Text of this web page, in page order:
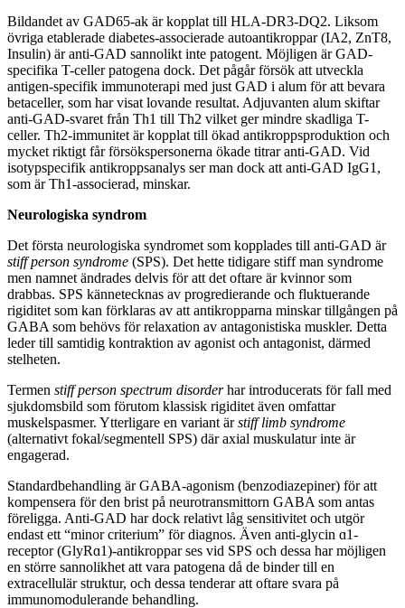
Bildandet av GAD65-ak är kopplat till HLA-DR3-DQ2. Liksom
övriga etablerade diabetes-associerade autoantikroppar (IA2, ZnT8,
Insulin) är anti-GAD sannolikt inte patogent. Möjligen är GAD-
specifika T-celler patogena dock. Det pågår försök att utveckla
antigen-specifik immunoterapi med just GAD i alum för att bevara
betaceller, som har visat lovande resultat. Adjuvanten alum skiftar
anti-GAD-svaret från Th1 till Th2 vilket ger mindre skadliga T-
celler. Th2-immunitet är kopplat till ökad antikroppsproduktion och
mycket riktigt får försökspersonerna ökade titrar anti-GAD. Vid
isotypspecifik antikroppsanalys ser man dock att anti-GAD IgG1,
som är Th1-associerad, minskar.
Neurologiska syndrom
Det första neurologiska syndromet som kopplades till anti-GAD är
stiff person syndrome (SPS). Det hette tidigare stiff man syndrome
men namnet ändrades delvis för att det oftare är kvinnor som
drabbas. SPS kännetecknas av progredierande och fluktuerande
rigiditet som kan förklaras av att antikropparna minskar tillgången på
GABA som behövs för relaxation av antagonistiska muskler. Detta
leder till samtidig kontraktion av agonist och antagonist, därmed
stelheten.
Termen stiff person spectrum disorderhar introducerats för fall med
sjukdomsbild som förutom klassisk rigiditet även omfattar
muskelspasmer. Ytterligare en variant ärstiff limb syndrome
(alternativt fokal/segmentell SPS) där axial muskulatur inte är
engagerad.
Standardbehandling är GABA-agonism (benzodiazepiner) för att
kompensera för den brist på neurotransmittorn GABA som antas
föreligga. Anti-GAD har dock relativt låg sensitivitet och utgör
endast ett “minor criterium” för diagnos. Även anti-glycin ɑ1-
receptor (GlyRɑ1)-antikroppar ses vid SPS och dessa har möjligen
en större sannolikhet att vara patogena då de binder till en
extracellulär struktur, och dessa tenderar att oftare svara på
immunomodulerande behandling.